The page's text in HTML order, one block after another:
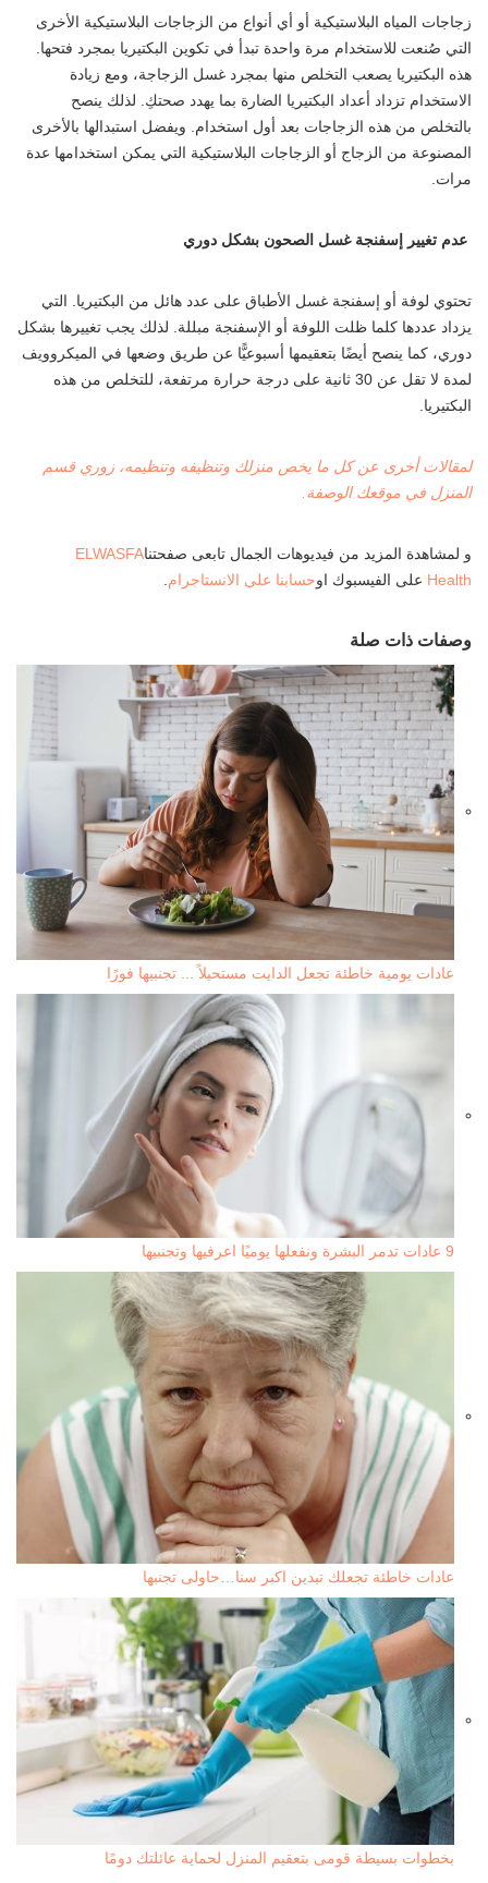
زجاجات المياه البلاستيكية أو أي أنواع من الزجاجات البلاستيكية الأخرى
التي صُنعت للاستخدام مرة واحدة تبدأ في تكوين البكتيريا بمجرد فتحها.
هذه البكتيريا يصعب التخلص منها بمجرد غسل الزجاجة، ومع زيادة
الاستخدام تزداد أعداد البكتيريا الضارة بما يهدد صحتكِ. لذلك ينصح
بالتخلص من هذه الزجاجات بعد أول استخدام. ويفضل استبدالها بالأخرى
المصنوعة من الزجاج أو الزجاجات البلاستيكية التي يمكن استخدامها عدة
مرات.
عدم تغيير إسفنجة غسل الصحون بشكل دوري
تحتوي لوفة أو إسفنجة غسل الأطباق على عدد هائل من البكتيريا. التي
يزداد عددها كلما ظلت اللوفة أو الإسفنجة مبللة. لذلك يجب تغييرها بشكل
دوري، كما ينصح أيضًا بتعقيمها أسبوعيًّا عن طريق وضعها في الميكروويف
لمدة لا تقل عن 30 ثانية على درجة حرارة مرتفعة، للتخلص من هذه
البكتيريا.
لمقالات أخرى عن كل ما يخص منزلك وتنظيفه وتنظيمه، زوري قسم
المنزل في موقعك الوصفة.
و لمشاهدة المزيد من فيديوهات الجمال تابعى صفحتناELWASFA
Health على الفيسبوك اوحسابنا على الانستاجرام
وصفات ذات صلة
عادات يومية خاطئة تجعل الدايت مستحيلاً ... تجنبيها فورًا
9 عادات تدمر البشرة ونفعلها يوميًا اعرفيها وتجنبيها
عادات خاطئة تجعلك تبدين اكبر سنا…حاولى تجنبها
بخطوات بسيطة قومى بتعقيم المنزل لحماية عائلتك دومًا